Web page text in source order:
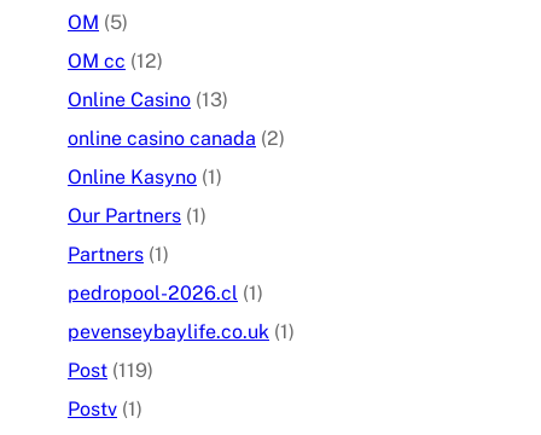
OM (5)
OM cc (12)
Online Casino (13)
online casino canada (2)
Online Kasyno (1)
Our Partners (1)
Partners (1)
pedropool-2026.cl (1)
pevenseybaylife.co.uk (1)
Post (119)
Postv (1)